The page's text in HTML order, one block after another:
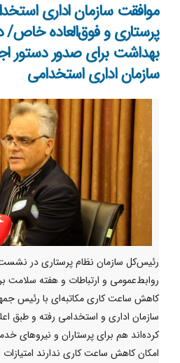
موافقت سازمان اداری
پرستاری و فوق‌العاده خاص/
بهداشت برای صدور دستور
سازمان اداری استخدامی
رئیس‌کل سازمان نظام پرستاری در
روابط‌عمومی و ارتباطات و هفته سلامت
کاهش ساعت کاری مکاتبه‌ای با رئیس
سازمان اداری و استخدامی رفته و طبق
کرده‌اند هم برای پرستاران و نیروهای
امکان کاهش ساعت کاری ندارند